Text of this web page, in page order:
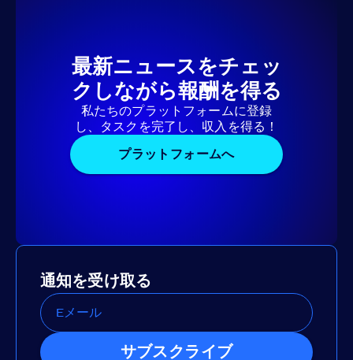
最新ニュースをチェッ
クしながら報酬を得る
私たちのプラットフォームに登録
し、タスクを完了し、収入を得る！
プラットフォームへ
通知を受け取る
サブスクライブ